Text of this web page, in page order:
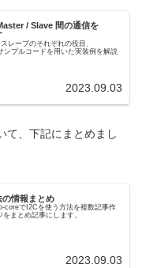
/ Slave 間の通信を
レーブのそれぞれの役目、
ンプルコードを用いた実装例を解説
2023.09.03
て、下記にまとめまし
の情報まとめ
coreでI2Cを使う方法を複数記事作
まとめ記事にします。
2023.09.03